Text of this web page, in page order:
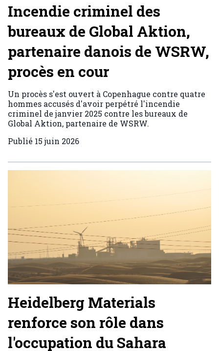
Incendie criminel des
bureaux de Global Aktion,
partenaire danois de WSRW,
procès en cour
Un procès s'est ouvert à Copenhague contre quatre
hommes accusés d'avoir perpétré l'incendie
criminel de janvier 2025 contre les bureaux de
Global Aktion, partenaire de WSRW.
Publié 15 juin 2026
Heidelberg Materials
renforce son rôle dans
l'occupation du Sahara